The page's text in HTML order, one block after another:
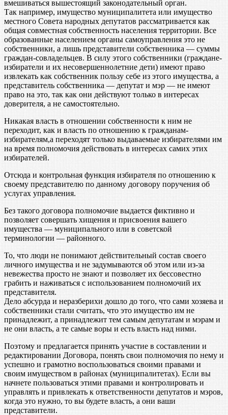
вмешиваться вышестоящий законодательный орган.
Так например, имущество муниципалитета или имущество
местного Совета народных депутатов рассматривается как
общая совместная собственность населения территории. Все
образованные населением органы самоуправления это не
собственники, а лишь представители собственника — суммы
граждан-совладельцев. В силу этого собственники (граждане-
избиратели и их несовершеннолетние дети) имеют право
извлекать как собственник пользу себе из этого имущества, а
представитель собственника — депутат и мэр — не имеют
право на это, так как они действуют только в интересах
доверителя, а не самостоятельно.
Никакая власть в отношении собственности к ним не
переходит, как и власть по отношению к гражданам-
избирателям,а переходят только выдаваемые избирателями им
на время полномочия действовать в интересах самих этих
избирателей.
Отсюда и контрольная функция избирателя по отношению к
своему представителю по данному договору поручения об
услугах управления.
Без такого договора полномочие выдается фиктивно и
позволяет совершать хищения и присвоения вашего
имущества — муниципального или в советской
терминологии — районного.
То, что люди не понимают действительный состав своего
личного имущества и не задумываются об этом или из-за
невежества просто не знают и позволяет их бессовестно
грабить и наживаться с использованием полномочий их
представителя.
Дело абсурда и неразберихи дошло до того, что сами хозяева и
собственники стали считать, что это имущество им не
принадлежит, а принадлежит тем самым депутатам и мэрам и
не они власть, а те самые воры и есть власть над ними.
Поэтому и предлагается принять участие в составлении и
редактировании Договора, понять свои полномочия по нему и
успешно и грамотно воспользоваться своими правами и
своим имуществом в районах (муниципалитетах). Если вы
начнете пользоваться этими правами и контролировать и
управлять и привлекать к ответственности депутатов и мэров,
когда это нужно, то вы будете власть, а они ваши
представители.